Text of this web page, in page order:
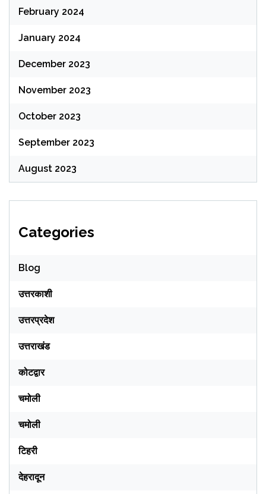
February 2024
January 2024
December 2023
November 2023
October 2023
September 2023
August 2023
Categories
Blog
उत्तरकाशी
उत्तरप्रदेश
उत्तराखंड
कोटद्वार
चमोली
चमोली
टिहरी
देहरादून